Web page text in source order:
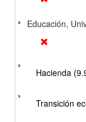
Educación,
Hacienda
Transición